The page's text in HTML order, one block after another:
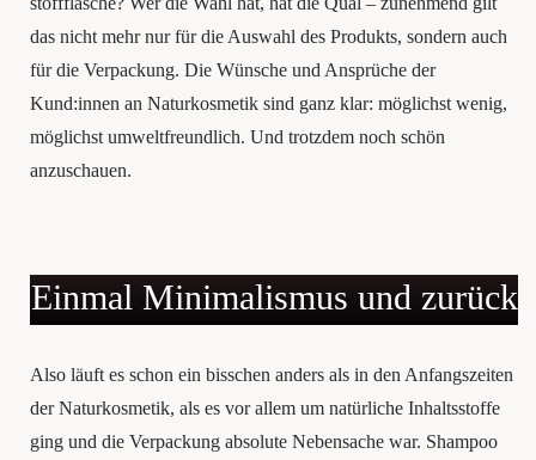
das nicht mehr nur für die Aus­wahl des Pro­dukts, son­dern auch
für die Ver­pa­ckung. Die Wünsche und Ansprüche der
Kund:innen an Natur­kos­me­tik sind ganz klar: mög­lichst wenig,
mög­lichst umwelt­freund­lich. Und trotz­dem noch schön
anzuschauen.
Ein­mal Mini­ma­lis­mus und zurück
Also läuft es schon ein biss­chen anders als in den Anfangs­zei­ten
der Natur­kos­me­tik, als es vor allem um natürliche Inhalts­stof­fe
ging und die Ver­pa­ckung abso­lu­te Neben­sa­che war. Sham­poo